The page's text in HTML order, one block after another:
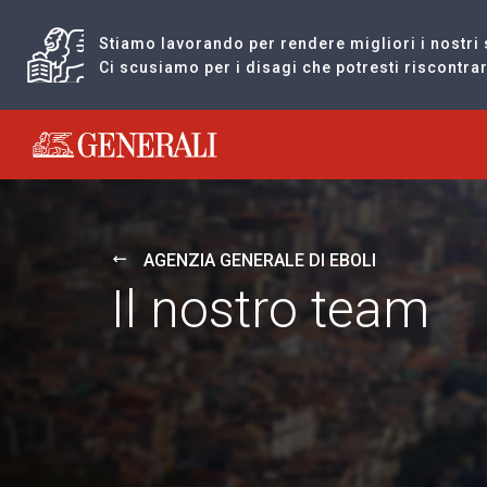
Stiamo lavorando per rendere migliori i nostri
Ci scusiamo per i disagi che potresti
Generali logo
AGENZIA GENERALE DI EBOLI
Il nostro team